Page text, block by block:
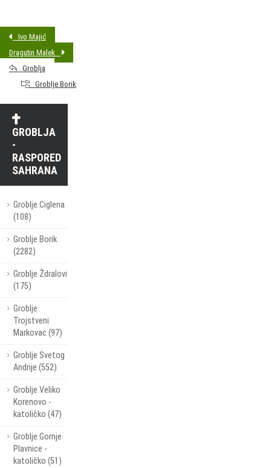
Ivo Majić
Dragutin Malek
Groblja
Groblje Borik
GROBLJA
-
RASPORED
SAHRANA
Groblje Ciglena
(108)
Groblje Borik
(2282)
Groblje Ždralovi
(175)
Groblje
Trojstveni
Markovac (97)
Groblje Svetog
Andrije (552)
Groblje Veliko
Korenovo -
katoličko (47)
Groblje Gornje
Plavnice -
katoličko (51)